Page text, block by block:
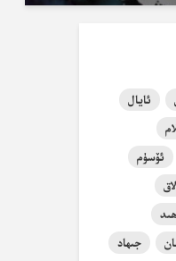
ئايال
ئۆسۈم
جىھاد